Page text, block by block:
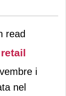
read
i
nel